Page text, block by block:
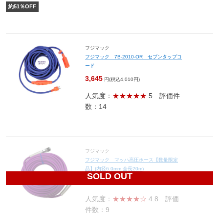
約51 ％OFF
フジマック
フジマック 7B-2010-OR セブンタップコ
ード
3,645 円(税込4,010円)
人気度： ★★★★★ 5 評価件
数：14
SOLD OUT
フジマック
フジマック マッハ高圧ホース【数量限定
品】(内径6.0mm 全長20m)
6,480
人気度： ★★★★☆ 4.8 評価
件数：9